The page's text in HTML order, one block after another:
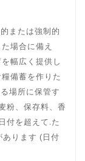
または強制的
場合に備え
幅広く提供し
備蓄を作りた
場所に保管す
粉、保存料、香
付を超えて.た
あります (日付